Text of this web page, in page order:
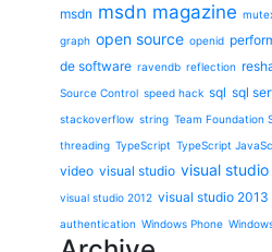
msdn msdn magazine
graph open source openid
de software ravendb reflection
Source Control speed hack sql sql
stackoverflow string Team Foundation
threading TypeScript TypeScript
video visual studio visual
visual studio 2012 visual studio 2013
authentication Windows Phone